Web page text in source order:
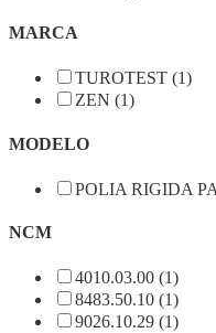
MARCA
TUROTEST (1)
ZEN (1)
MODELO
POLIA RIGIDA
NCM
4010.03.00 (1)
8483.50.10 (1)
9026.10.29 (1)